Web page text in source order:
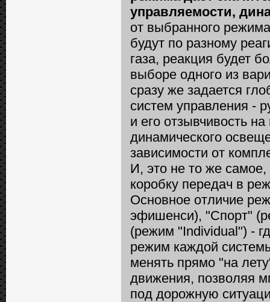
управляемости,
от выбранного
будут по разному
газа, реакция будет
выборе одного из
сразу же задается
систем управления -
и его отзывчивость
динамического
зависимости от
И, это не то же
коробку передач в
Основное отличие
эфишенси), "Спорт"
(режим "Individual") -
режим каждой
менять прямо "на
движения, позволяя
под дорожную